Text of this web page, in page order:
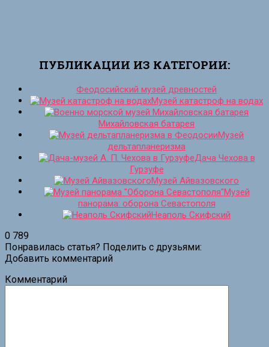
ПУБЛИКАЦИИ ИЗ КАТЕГОРИИ:
Феодосийский музей древностей
Музей катастроф на водах
Михайловская батарея
Музей
дельтапланеризма
Дача Чехова в
Гурзуфе
Музей Айвазовского
Музей
панорама: оборона Севастополя
Неаполь Скифский
0 789
Понравилась статья? Поделить с друзьями:
Добавить комментарий
Комментарий